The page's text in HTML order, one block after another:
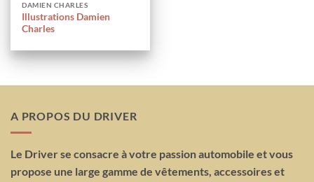
DAMIEN CHARLES
Illustrations Damien
Charles
A PROPOS DU DRIVER
Le Driver se consacre à votre passion automobile et vous
propose une large gamme de vêtements, accessoires et